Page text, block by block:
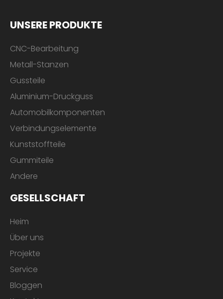
UNSERE PRODUKTE
CNC-Bearbeitung
Metall-Stanzen
Gussteile
Aluminium-Druckguss
Automobilkomponenten
Verbindungselemente
Kunststoffteile
Gummiteile
Andere
GESELLSCHAFT
Heim
Über uns
Projekte
Service
Bloggen